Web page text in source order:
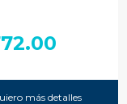
más detalles